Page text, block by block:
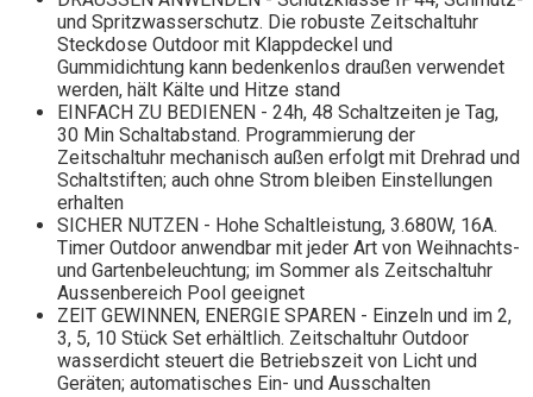
und Spritzwasserschutz. Die robuste Zeitschaltuhr
Steckdose Outdoor mit Klappdeckel und
Gummidichtung kann bedenkenlos draußen verwendet
werden, hält Kälte und Hitze stand
EINFACH ZU BEDIENEN - 24h, 48 Schaltzeiten je Tag,
30 Min Schaltabstand. Programmierung der
Zeitschaltuhr mechanisch außen erfolgt mit Drehrad und
Schaltstiften; auch ohne Strom bleiben Einstellungen
erhalten
SICHER NUTZEN - Hohe Schaltleistung, 3.680W, 16A.
Timer Outdoor anwendbar mit jeder Art von Weihnachts-
und Gartenbeleuchtung; im Sommer als Zeitschaltuhr
Aussenbereich Pool geeignet
ZEIT GEWINNEN, ENERGIE SPAREN - Einzeln und im 2,
3, 5, 10 Stück Set erhältlich. Zeitschaltuhr Outdoor
wasserdicht steuert die Betriebszeit von Licht und
Geräten; automatisches Ein- und Ausschalten